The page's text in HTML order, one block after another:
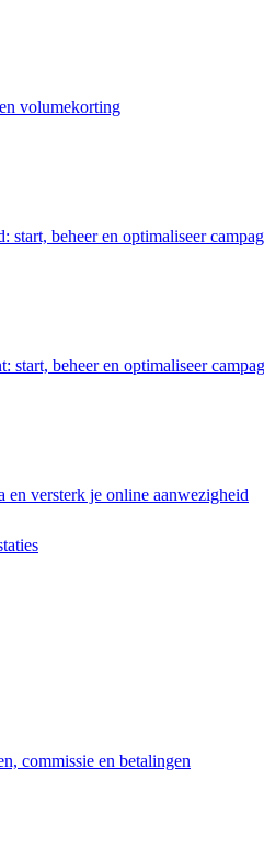
volumekorting
start, beheer en optimaliseer
start, beheer en optimaliseer
en versterk je online aanwezigheid
commissie en betalingen